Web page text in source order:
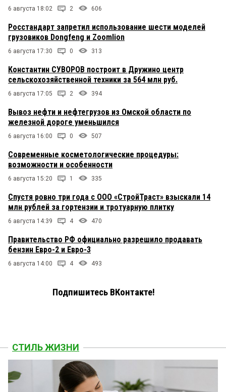
6 августа 18:02 2 606
Росстандарт запретил использование шести моделей
грузовиков Dongfeng и Zoomlion
6 августа 17:30 0 313
Константин СУВОРОВ построит в Дружино центр
сельскохозяйственной техники за 564 млн руб.
6 августа 17:05 2 394
Вывоз нефти и нефтегрузов из Омской области по
железной дороге уменьшился
6 августа 16:00 0 507
Современные косметологические процедуры:
возможности и особенности
6 августа 15:20 1 335
Спустя ровно три года с ООО «СтройТраст» взыскали 14
млн рублей за гортензии и тротуарную плитку
6 августа 14:39 4 470
Правительство РФ официально разрешило продавать
бензин Евро-2 и Евро-3
6 августа 14:00 4 493
Подпишитесь ВКонтакте!
СТИЛЬ ЖИЗНИ